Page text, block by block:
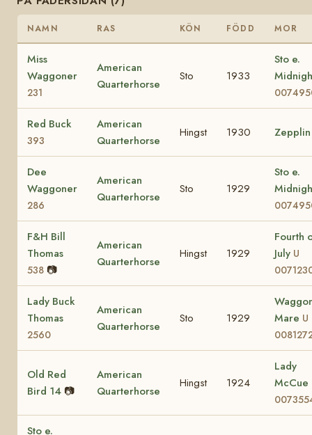
NAMN RAS KÖN FÖDD MOR
Miss
Waggoner
231
American
Quarterhorse
Sto 1933
Sto e.
Red Buck
393
American
Quarterhorse
Hingst 1930 Zepplin
Dee
Waggoner
286
American
Quarterhorse
Sto 1929
Sto e.
F&H Bill
Thomas
538 📷
American
Quarterhorse
Hingst 1929
Fourth
July U
Lady Buck
Thomas
2560
American
Quarterhorse
Sto 1929
Mare U
Old Red
Bird 14 📷
American
Quarterhorse
Hingst 1924
Lady
McCue
Sto e.